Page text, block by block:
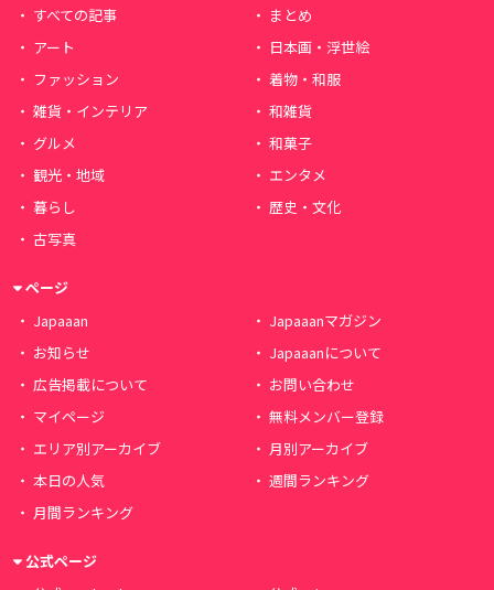
すべての記事
まとめ
アート
日本画・浮世絵
ファッション
着物・和服
雑貨・インテリア
和雑貨
グルメ
和菓子
観光・地域
エンタメ
暮らし
歴史・文化
古写真
ページ
Japaaan
Japaaanマガジン
お知らせ
Japaaanについて
広告掲載について
お問い合わせ
マイページ
無料メンバー登録
エリア別アーカイブ
月別アーカイブ
本日の人気
週間ランキング
月間ランキング
公式ページ